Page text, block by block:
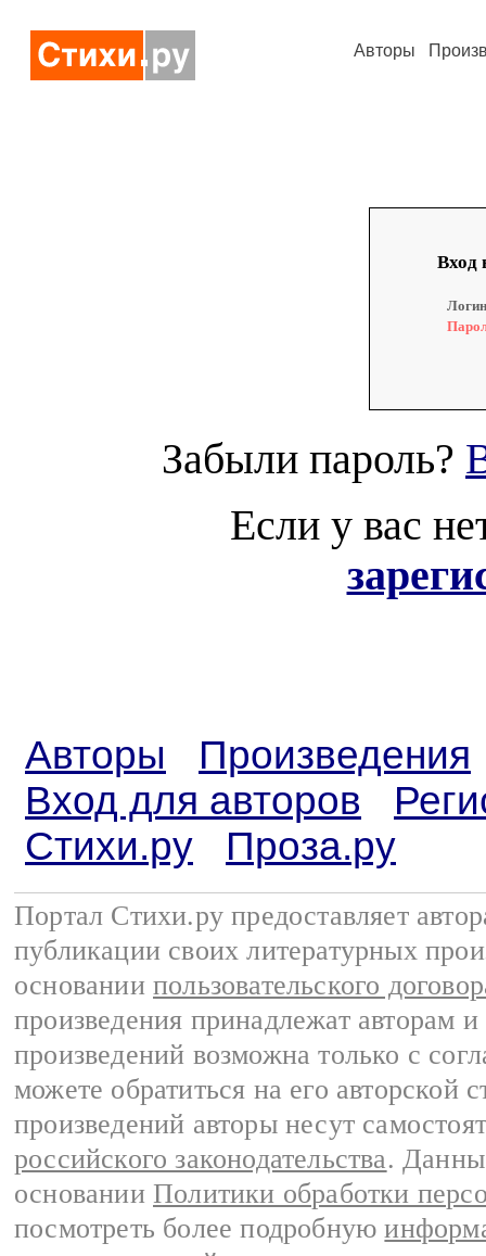
Авторы
Вход
Забыли пароль?
Если у вас
Авторы
Произведения
Вход для авторов
Стихи.ру
Проза.ру
Портал Стихи.ру предоставляет
публикации своих литературных
основании пользовательского
произведения принадлежат авторам
произведений возможна только с
можете обратиться на его авторской
произведений авторы несут
российского законодательства.
основании Политики обработки
посмотреть более подробную